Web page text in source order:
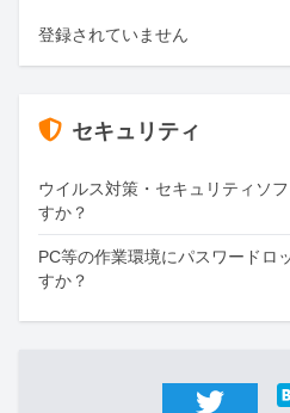
登録されていません
セキュリティ
ウイルス対策・セキュリティソ
すか？
PC等の作業環境にパスワードロ
すか？